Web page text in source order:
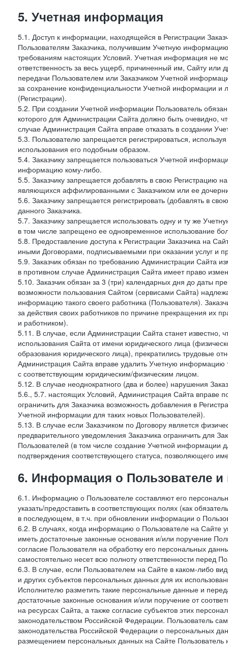
5. Учетная информация
5.1. Доступ к информации, находящейся в Регистрации
Пользователям Заказчика, получившим Учетную
требованиям настоящих Условий. Учетная информация не
ответственность за весь ущерб, причиненный им, Сайту
передачи Пользователем или Заказчиком Учетной
за сохранение конфиденциальности Учетной информации
(Регистрации).
5.2. При создании Учетной информации Пользователь
которого для Администрации Сайта должно быть очевидно,
случае Администрация Сайта вправе отказать в создании
5.3. Пользователю запрещается регистрироваться,
использования его подобным образом.
5.4. Заказчику запрещается пользоваться Учетной
информацию кому-либо.
5.5. Заказчику запрещается добавлять в свою Регистрацию
являющихся аффилированными с Заказчиком или ее
5.6. Заказчику запрещается регистрировать (добавлять в
данного Заказчика.
5.7. Заказчику запрещается использовать одну и ту же
в том числе запрещено ее одновременное использование
5.8. Предоставление доступа к Регистрации Заказчика на
иными Договорами, подписываемыми при оказании услуг и
5.9. Заказчик обязан по требованию Администрации Сайта
в противном случае Администрация Сайта имеет право
5.10. Заказчик обязан за 3 (три) календарных дня до даты
возможности пользования Сайтом (сервисами Сайта)
информацию такого своего работника (Пользователя).
за действия своих работников по причине прекращения их
и работником).
5.11. В случае, если Администрации Сайта станет
использования Сайта от имени юридического лица
образования юридического лица), прекратились трудовые
Администрация Сайта вправе удалить Учетную информацию
с соответствующим юридическим/физическим лицом.
5.12. В случае неоднократного (два и более) нарушения
5.6., 5.7. настоящих Условий, Администрация Сайта вправе
ограничить для Заказчика возможность добавления в
Учетной информации для таких новых Пользователей).
5.13. В случае если Заказчиком по Договору является
предварительного уведомления Заказчика ограничить для
Пользователей (в том числе создание Учетной информации
подтверждения соответствующего статуса, позволяющего
6. Информация о Пользователе
6.1. Информацию о Пользователе составляют его
указать/предоставить в соответствующих полях (как
в последующем, в т.ч. при обновлении информации о
6.2. В случаях, когда информацию о Пользователе на Сайте
иметь достаточные законные основания и/или поручение
согласие Пользователя на обработку его персональных
самостоятельно несет всю полноту ответственности перед
6.3. В случае, если Пользователем на Сайте в каком-либо
и других субъектов персональных данных для их
Исполнителю разметить такие персональные данные и
достаточные законные основания и/или поручение от
на ресурсах Сайта, а также согласие субъектов этих
законодательством Российской Федерации. Пользователь
законодательства Российской Федерации о персональных
размещением персональных данных на Сайте Пользователь